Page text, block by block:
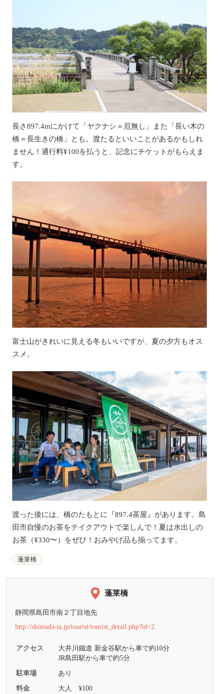
長さ897.4mにかけて「ヤクナシ＝厄無し」また「長い木の
橋＝長生きの橋」とも。渡たるといいことがあるかもしれ
ません！通行料¥100を払うと、記念にチケットがもらえま
す。
富士山がきれいに見える冬もいいですが、夏の夕方もオス
スメ。
渡った後には、橋のたもとに『897.4茶屋』があります。島
田市自慢のお茶をテイクアウトで楽しんで！夏は水出しの
お茶（¥330〜）をぜひ！おみやげ品も揃ってます。
蓬莱橋
蓬莱橋
静岡県島田市南２丁目地先
http://shimada-ta.jp/tourist/tourist_detail.php?id=2
アクセス
大井川鐵道 新金谷駅から車で約10分
JR島田駅から車で約5分
駐車場 あり
料金
大人 ¥100